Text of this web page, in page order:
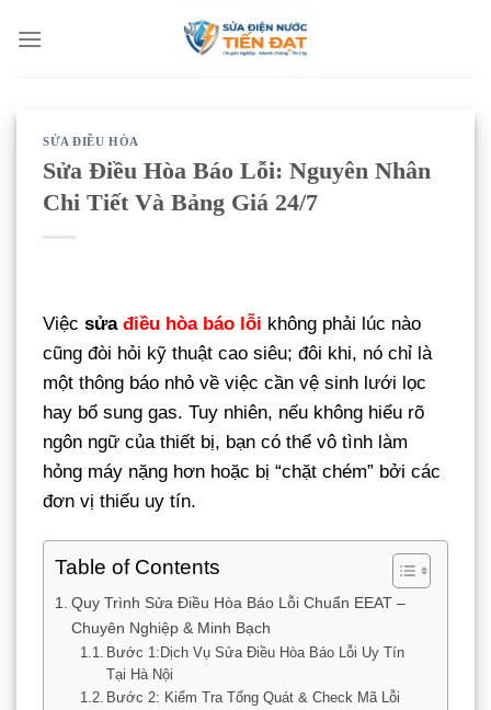
qua
SỬA ĐIỀU HÒA
Sửa Điều Hòa Báo Lỗi: Nguyên Nhân
Chi Tiết Và Bảng Giá 24/7
Việc sửa điều hòa báo lỗi không phải lúc nào
cũng đòi hỏi kỹ thuật cao siêu; đôi khi, nó chỉ là
một thông báo nhỏ về việc cần vệ sinh lưới lọc
hay bổ sung gas. Tuy nhiên, nếu không hiểu rõ
ngôn ngữ của thiết bị, bạn có thể vô tình làm
hỏng máy nặng hơn hoặc bị “chặt chém” bởi các
đơn vị thiếu uy tín.
Table of Contents
Quy Trình Sửa Điều Hòa Báo Lỗi Chuẩn EEAT –
Chuyên Nghiệp & Minh Bạch
Bước 1:Dịch Vụ Sửa Điều Hòa Báo Lỗi Uy Tín
Tại Hà Nội
Bước 2: Kiểm Tra Tổng Quát & Check Mã Lỗi